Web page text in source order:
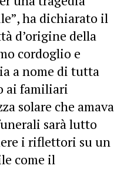
ha dichiarato il
d’origine della
cordoglio e
a nome di tutta
ai familiari
solare che amava
sarà lutto
i riflettori su un
come il